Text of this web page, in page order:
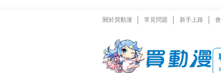
關於買動漫 常見問題 新手上路